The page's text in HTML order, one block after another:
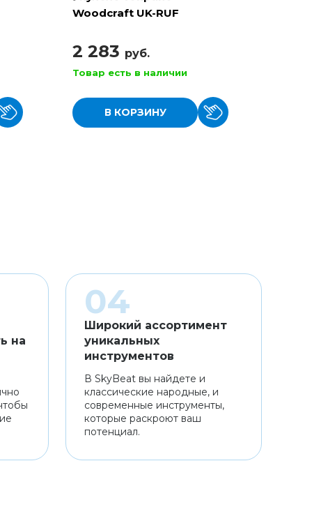
Woodcraft UK-RUF
2 283 руб.
Товар есть в наличии
В КОРЗИНУ
на
Широкий ассортимент
уникальных
инструментов
В SkyBeat вы найдете и
классические народные, и
современные инструменты,
которые раскроют ваш
потенциал.